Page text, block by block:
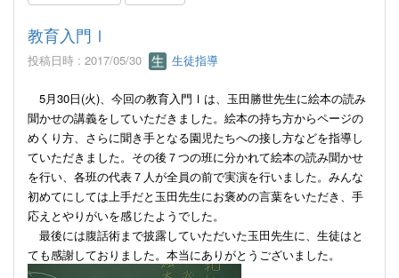
教育入門Ⅰ
投稿日時 : 2017/05/30 生徒指導
5月30日(火)、今回の教育入門Ⅰは、玉田勝世先生に絵本の読み
聞かせの講義をしていただきました。絵本の持ち方からページの
めくり方、さらに聞き手となる園児たちへの接し方などを指導し
ていただきました。その後７つの班に分かれて絵本の読み聞かせ
を行い、各班の代表７人が全員の前で実演を行いました。みんな
初めてにしては上手だと玉田先生にお褒めの言葉をいただき、手
応えとやりがいを感じたようでした。
最後には腹話術まで披露していただいた玉田先生に、生徒はと
ても感謝しておりました。本当にありがとうございました。